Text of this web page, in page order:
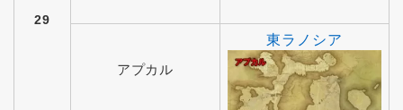
29
アプカル
東ラノシア